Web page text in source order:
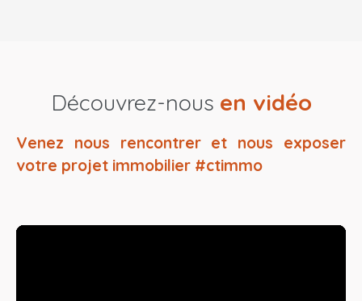
Découvrez-nous en vidéo
Venez nous rencontrer et nous exposer
votre projet immobilier #ctimmo